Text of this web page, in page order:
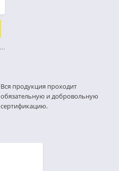
Вся продукция проходит
обязательную и добровольную
сертификацию.